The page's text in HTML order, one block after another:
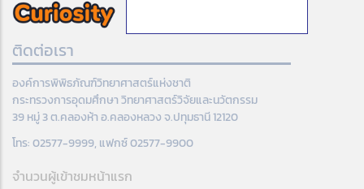
ติดต่อเรา
องค์การพิพิธภัณฑ์วิทยาศาสตร์แห่งชาติ
กระทรวงการอุดมศึกษา วิทยาศาสตร์วิจัยและนวัตกรรม
39 หมู่ 3 ต.คลองห้า อ.คลองหลวง จ.ปทุมธานี 12120
โทร: 02577-9999, แฟกซ์ 02577-9900
จำนวนผู้เข้าชมหน้าแรก